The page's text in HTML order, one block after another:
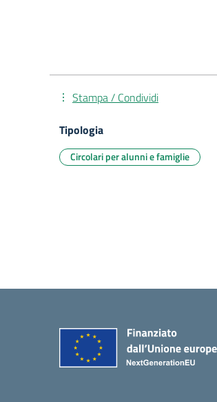
Stampa / Condividi
Tipologia
Circolari per alunni e famiglie